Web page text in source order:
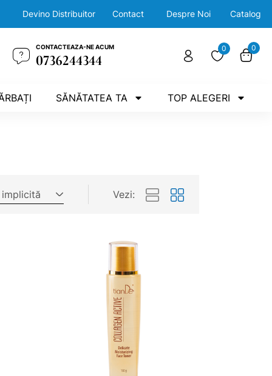
Devino Distribuitor Contact Despre Noi Catalog
CONTACTEAZA-NE ACUM
0736244344
0 0
SĂNĂTATEA TA TOP ALEGERI
Vezi: